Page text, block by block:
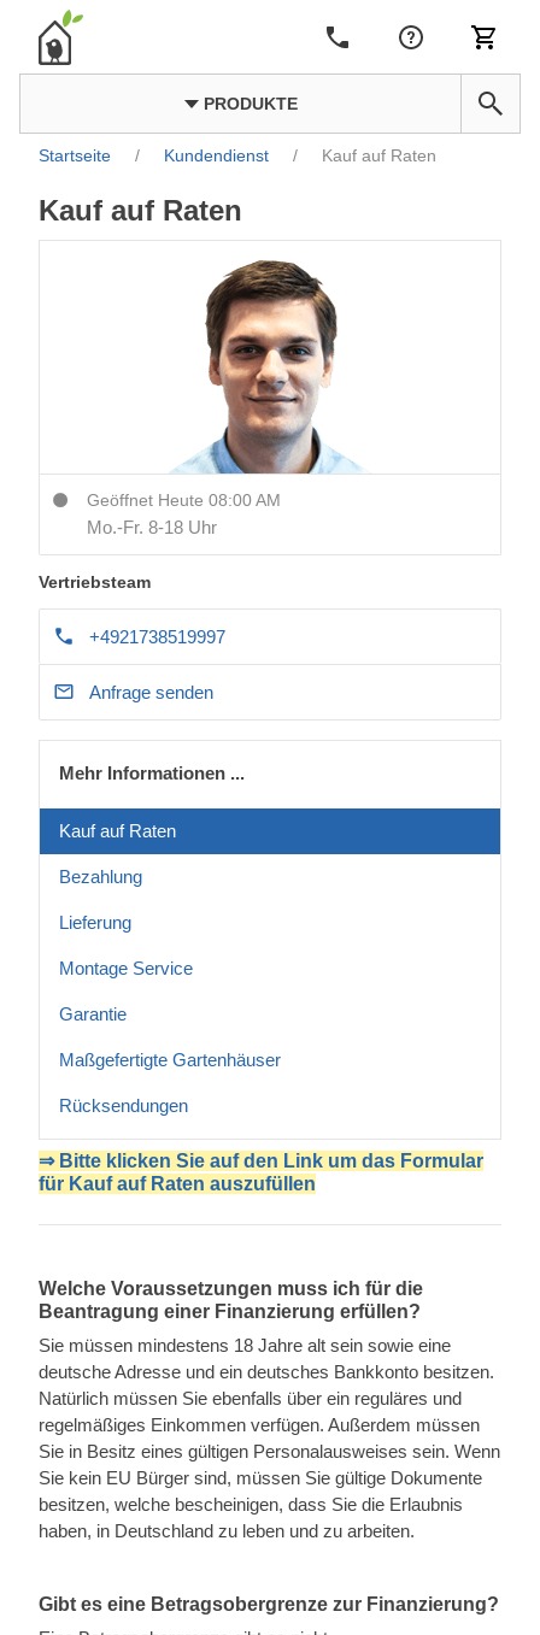
PRODUKTE
Startseite / Kundendienst / Kauf auf Raten
Kauf auf Raten
Geöffnet Heute 08:00 AM
Mo.-Fr. 8-18 Uhr
Vertriebsteam
+4921738519997
Anfrage senden
Mehr Informationen ...
Kauf auf Raten
Bezahlung
Lieferung
Montage Service
Garantie
Maßgefertigte Gartenhäuser
Rücksendungen
⇒ Bitte klicken Sie auf den Link um das Formular
für Kauf auf Raten auszufüllen
Welche Voraussetzungen muss ich für die
Beantragung einer Finanzierung erfüllen?
Sie müssen mindestens 18 Jahre alt sein sowie eine
deutsche Adresse und ein deutsches Bankkonto besitzen.
Natürlich müssen Sie ebenfalls über ein reguläres und
regelmäßiges Einkommen verfügen. Außerdem müssen
Sie in Besitz eines gültigen Personalausweises sein. Wenn
Sie kein EU Bürger sind, müssen Sie gültige Dokumente
besitzen, welche bescheinigen, dass Sie die Erlaubnis
haben, in Deutschland zu leben und zu arbeiten.
Gibt es eine Betragsobergrenze zur Finanzierung?